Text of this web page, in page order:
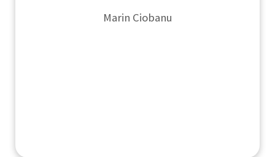
Marin Ciobanu